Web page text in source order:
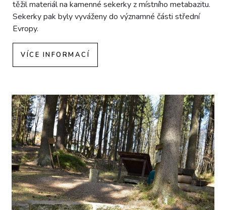
těžil materiál na kamenné sekerky z místního metabazitu.
Sekerky pak byly vyváženy do významné části střední
Evropy.
VÍCE INFORMACÍ